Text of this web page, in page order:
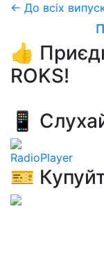
← До всіх
👍
ROKS!
📱
RadioPlayer
🎫